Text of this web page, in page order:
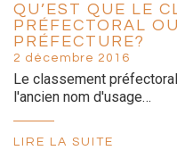
QU’EST QUE LE
PRÉFECTORAL
PRÉFECTURE?
2 décembre 2016
Le classement
l'ancien nom d'usage…
LIRE LA SUITE